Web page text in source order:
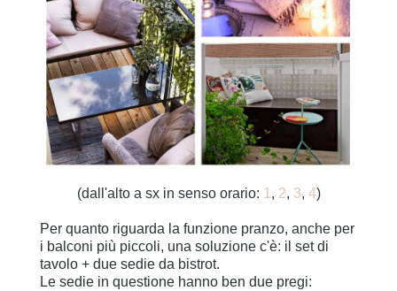
(dall'alto a sx in senso orario: 1 , 2, 3, 4)
Per quanto riguarda la funzione pranzo, anche per
i balconi più piccoli, una soluzione c'è: il set di
tavolo + due sedie da bistrot.
Le sedie in questione hanno ben due pregi: